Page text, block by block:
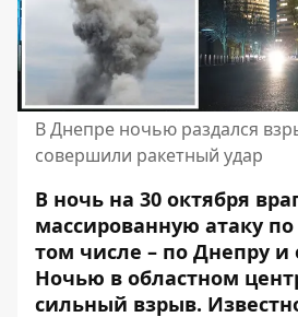
В Днепре ночью раздался
совершили ракетный удар
В ночь на 30 октября
массированную атаку
том числе – по Днепру и
Ночью в областном
сильный взрыв.